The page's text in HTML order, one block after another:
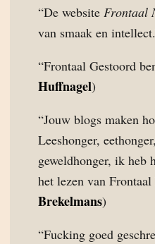
“De website Frontaal
van smaak en
“Frontaal Gestoord
Huffnagel)
“Jouw blogs maken
Leeshonger,
geweldhonger, ik heb
het lezen van
Brekelmans)
“Fucking goed